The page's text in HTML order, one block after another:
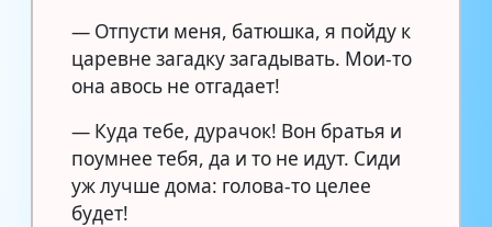
— Отпусти меня, батюшка, я пойду к
царевне загадку загадывать. Мои-то
она авось не отгадает!
— Куда тебе, дурачок! Вон братья и
поумнее тебя, да и то не идут. Сиди
уж лучше дома: голова-то целее
будет!